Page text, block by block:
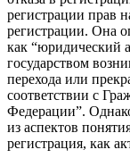
регистрации прав
регистрации. Она
как “юридический
государством
перехода или
соответствии с
Федерации”.
из аспектов
регистрация, как